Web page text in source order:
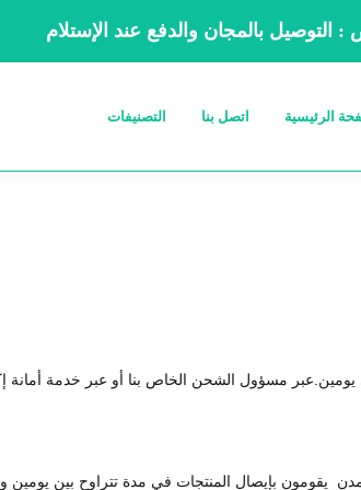
بالمجان والدفع عند الإستلام
الرئيسية اتصل بنا التصنيفات
عبر مسؤول الشحن الخاص بنا أو عبر خدمة أمانة
بإيصال المنتجات في مدة تتراوح بين يومين و3 أيام